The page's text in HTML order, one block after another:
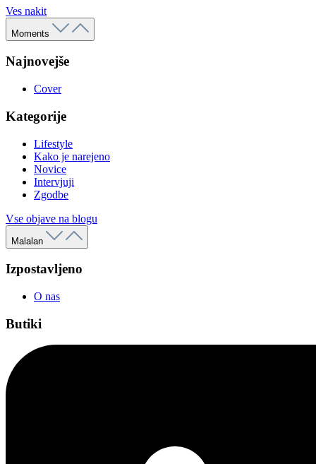
Ves nakit
Moments
Najnovejše
Cover
Kategorije
Lifestyle
Kako je narejeno
Novice
Intervjuji
Zgodbe
Vse objave na blogu
Malalan
Izpostavljeno
O nas
Butiki